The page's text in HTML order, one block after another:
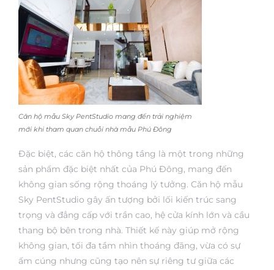
Căn hộ mẫu Sky PentStudio mang đến trải nghiệm
mới khi tham quan chuỗi nhà mẫu Phú Đông
Đặc biệt, các căn hộ thông tầng là một trong những
sản phẩm đặc biệt nhất của Phú Đông, mang đến
không gian sống rộng thoáng lý tưởng. Căn hộ mẫu
Sky PentStudio gây ấn tượng bởi lối kiến trúc sang
trọng và đẳng cấp với trần cao, hệ cửa kính lớn và cầu
thang bộ bên trong nhà. Thiết kế này giúp mở rộng
không gian, tối đa tầm nhìn thoáng đãng, vừa có sự
ấm cúng nhưng cũng tạo nên sự riêng tư giữa các